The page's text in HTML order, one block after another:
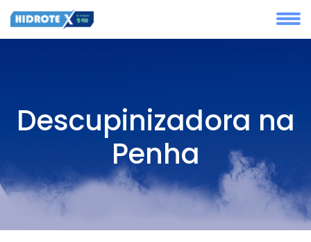
Descupinizadora na
Penha